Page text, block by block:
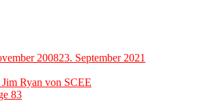
200823. September 2021
Ryan von SCEE
83